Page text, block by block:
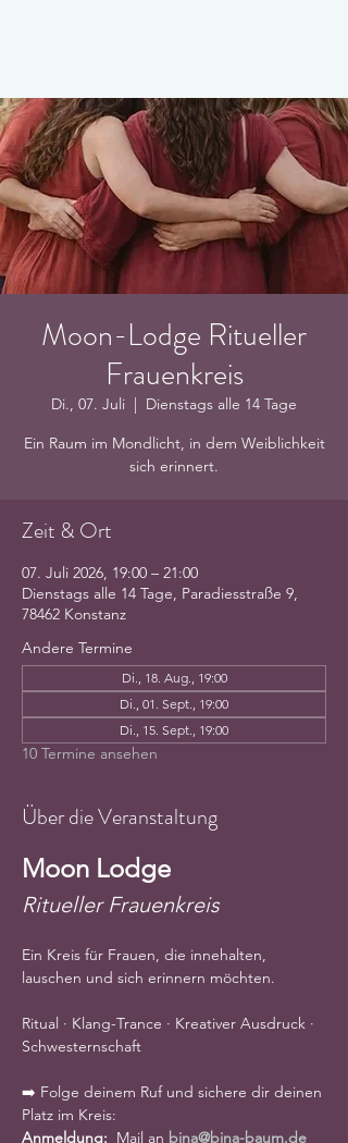
Moon-Lodge Ritueller
Frauenkreis
Di., 07. Juli
  |
Dienstags alle 14 Tage
Ein Raum im Mondlicht, in dem Weiblichkeit
sich erinnert.
Zeit & Ort
07. Juli 2026, 19:00 – 21:00
Dienstags alle 14 Tage, Paradiesstraße 9,
78462 Konstanz
Andere Termine
Di., 18. Aug., 19:00
Di., 01. Sept., 19:00
Di., 15. Sept., 19:00
10 Termine ansehen
Über die Veranstaltung
Moon Lodge
Ritueller Frauenkreis
Ein Kreis für Frauen, die innehalten,
lauschen und sich erinnern möchten.
Ritual · Klang-Trance · Kreativer Ausdruck ·
Schwesternschaft
➡️ Folge deinem Ruf und sichere dir deinen
Platz im Kreis:
Anmeldung: Mail an bina@bina-baum.de